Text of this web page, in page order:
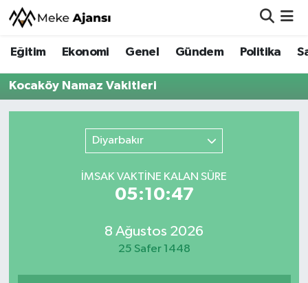
Eğitim Ekonomi Genel Gündem Politika
Kocaköy Namaz Vakitleri
Diyarbakır
İMSAK VAKTİNE KALAN SÜRE
05:10:47
8 Ağustos 2026
25 Safer 1448
Eğitim
Ekonomi
Gündem
Nöbetçi Eczaneler
Hava Durumu
Trafik Durumu
Süper Lig Puan Durumu ve Fikstür
Tüm Manşetler